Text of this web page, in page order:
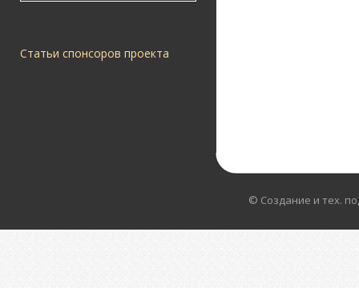
Статьи спонсоров проекта
© Создание и тех.